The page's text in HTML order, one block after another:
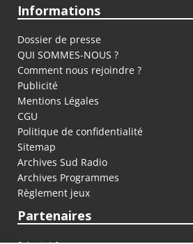
Informations
Dossier de presse
QUI SOMMES-NOUS ?
Comment nous rejoindre ?
Publicité
Mentions Légales
CGU
Politique de confidentialité
Sitemap
Archives Sud Radio
Archives Programmes
Règlement jeux
Partenaires